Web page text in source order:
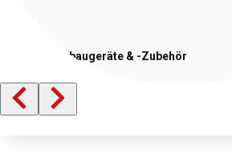
Stapler-Anbaugeräte & -Zubehör